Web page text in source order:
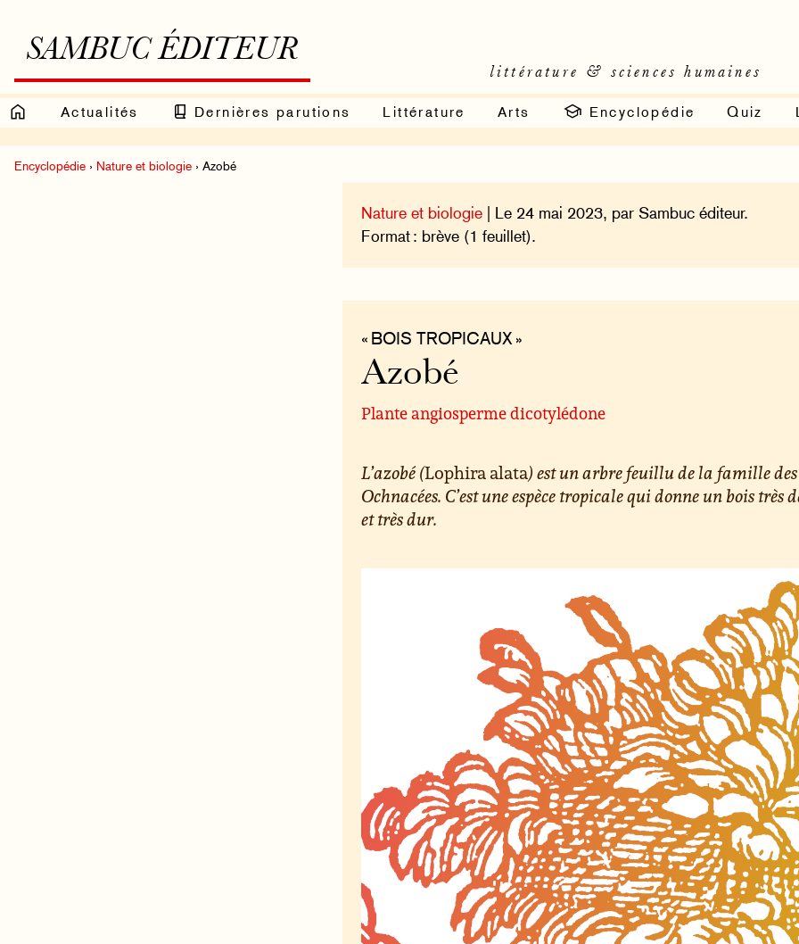
SAMBUC ÉDITEUR
littérature & sciences humaines
Actualités Dernières parutions Littérature Arts Encyclopédie Quiz
Encyclopédie › Nature et biologie › Azobé
Nature et biologie | Le 24 mai 2023, par Sambuc éditeur.
Format : brève (1 feuillet).
« BOIS TROPICAUX »
Azobé
Plante angiosperme dicotylédone
L’azobé (Lophira alata) est un arbre feuillu de la famille des
Ochnacées. C’est une espèce tropicale qui donne un bois très
et très dur.